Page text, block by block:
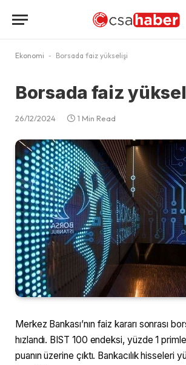
Ekonomi - Borsada faiz yükselişi
Borsada faiz
26/12/2024 1 Min Read
Merkez Bankası’nın faiz kararı sonrası
hızlandı. BIST 100 endeksi, yüzde 1
puanın üzerine çıktı. Bankacılık hisseleri